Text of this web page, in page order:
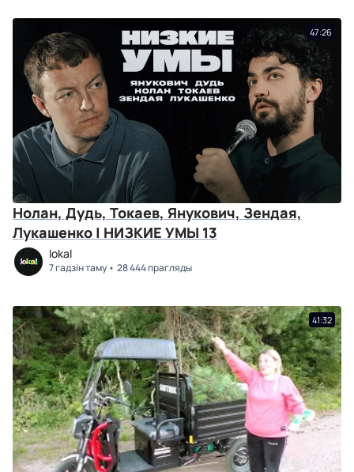
47:26
Нолан, Дудь, Токаев, Янукович, Зендая,
Лукашенко | НИЗКИЕ УМЫ 13
lokal
7 гадзін таму 28 444 прагляды
41:32